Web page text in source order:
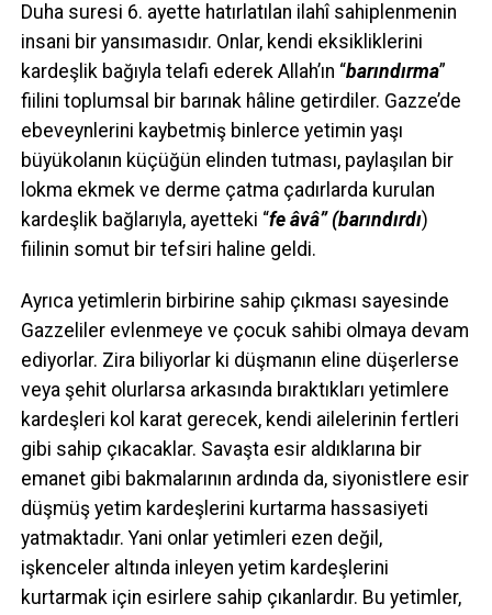
Duha suresi 6. ayette hatırlatılan ilahî sahiplenmenin
insani bir yansımasıdır. Onlar, kendi eksikliklerini
kardeşlik bağıyla telafi ederek Allah’ın “barındırma”
fiilini toplumsal bir barınak hâline getirdiler. Gazze’de
ebeveynlerini kaybetmiş binlerce yetimin yaşı
büyükolanın küçüğün elinden tutması, paylaşılan bir
lokma ekmek ve derme çatma çadırlarda kurulan
kardeşlik bağlarıyla, ayetteki “fe âvâ” (barındırdı)
fiilinin somut bir tefsiri haline geldi.
Ayrıca yetimlerin birbirine sahip çıkması sayesinde
Gazzeliler evlenmeye ve çocuk sahibi olmaya devam
ediyorlar. Zira biliyorlar ki düşmanın eline düşerlerse
veya şehit olurlarsa arkasında bıraktıkları yetimlere
kardeşleri kol karat gerecek, kendi ailelerinin fertleri
gibi sahip çıkacaklar. Savaşta esir aldıklarına bir
emanet gibi bakmalarının ardında da, siyonistlere esir
düşmüş yetim kardeşlerini kurtarma hassasiyeti
yatmaktadır. Yani onlar yetimleri ezen değil,
işkenceler altında inleyen yetim kardeşlerini
kurtarmak için esirlere sahip çıkanlardır. Bu yetimler,